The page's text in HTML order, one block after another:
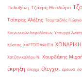
Πολυξένη Τζάκρη Θεοδώρα
Τσίπρας Αλέξης Τσαμπαζλής
Κοινωνικών Ασφαλίσεων Υπουργό
Κώστας ΧΑΡΤΟΓΡΑΦΗΣΗ ΧΟΝΔΡΙΚΗ
Χατζηνικολάου Ν. Χουρδάκης
έκρηξη έλεγχο έλεγχοι έρευνα